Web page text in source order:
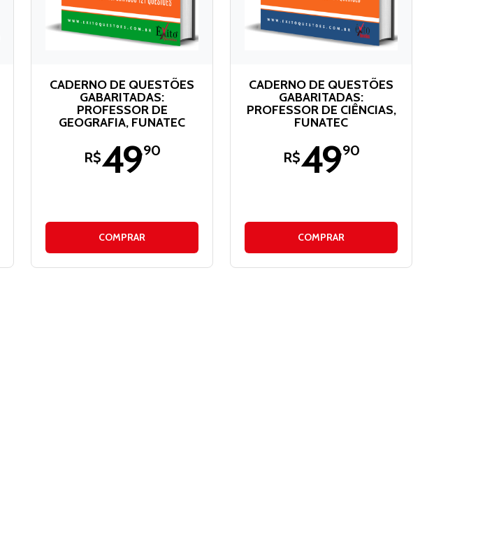
CADERNO DE QUESTÕES
GABARITADAS:
PROFESSOR DE
GEOGRAFIA, FUNATEC
R$49,90
COMPRAR
CADERNO DE QUESTÕES
GABARITADAS:
PROFESSOR DE CIÊNCIAS,
FUNATEC
R$49,90
COMPRAR